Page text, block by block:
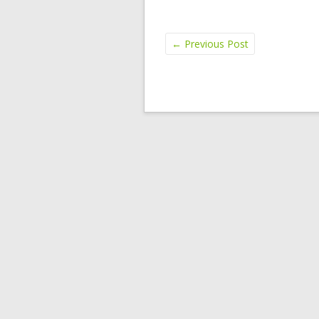
← Previous Post